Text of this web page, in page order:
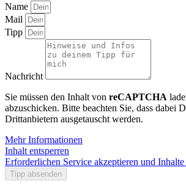
Name
Mail
Tipp
Nachricht
Sie müssen den Inhalt von reCAPTCHA
abzuschicken. Bitte beachten Sie, dass dabei
Drittanbietern ausgetauscht werden.
Mehr Informationen
Inhalt entsperren
Erforderlichen Service akzeptieren und Inhalte
Tipp absenden